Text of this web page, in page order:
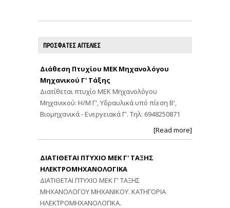
ΠΡΟΣΦΑΤΕΣ ΑΓΓΕΛΙΕΣ
Διάθεση Πτυχίου ΜΕΚ Μηχανολόγου
Μηχανικού Γ' Τάξης
Διατίθεται πτυχίο ΜΕΚ Μηχανολόγου
Μηχανικού: Η/Μ Γ', Υδραυλικά υπό πίεση Β',
Βιομηχανικά - Ενεργειακά Γ'. Τηλ: 6948250871
[Read more]
ΔΙΑΤΙΘΕΤΑΙ ΠΤΥΧΙΟ ΜΕΚ Γ' ΤΑΞΗΣ
ΗΛΕΚΤΡΟΜΗΧΑΝΟΛΟΓΙΚΑ
ΔΙΑΤΙΘΕΤΑΙ ΠΤΥΧΙΟ ΜΕΚ Γ' ΤΑΞΗΣ
ΜΗΧΑΝΟΛΟΓΟΥ ΜΗΧΑΝΙΚΟΥ. ΚΑΤΗΓΟΡΙΑ
ΗΛΕΚΤΡΟΜΗΧΑΝΟΛΟΓΙΚΑ.